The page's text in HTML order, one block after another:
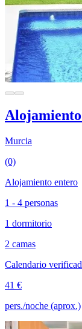
Murcia
(0)
Alojamiento entero
1 - 4 personas
1 dormitorio
2 camas
Calendario
41 €
pers./noche (aprox.)